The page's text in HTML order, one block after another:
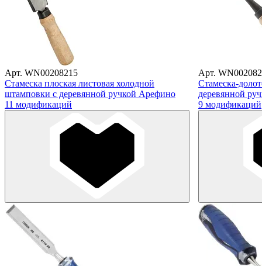
Арт. WN00208215
Стамеска плоская листовая холодной
штамповки с деревянной ручкой Арефино
11 модификаций
Арт.
Стамеска-
деревянной
9 модификаций